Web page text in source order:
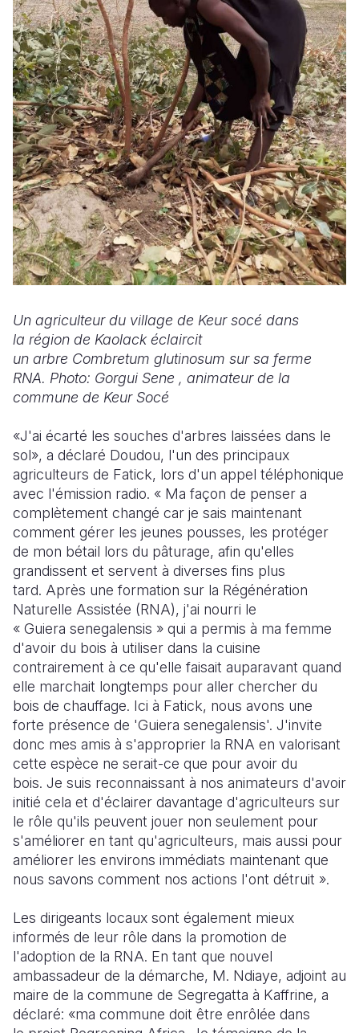
Un agriculteur du village de Keursocé dans
la région de Kaolack éclaircit
un arbre Combretum glutinosum sur sa ferme
RNA. Photo: Gorgui Sene , animateur de la
commune de Keur Socé
«J'ai écarté les souches d'arbres laissées dans le
sol», a déclaré Doudou, l'un des principaux
agriculteurs de Fatick, lors d'un appel téléphonique
avec l'émission radio. « Ma façon de penser a
complètement changé car je sais maintenant
comment gérer les jeunes pousses, les protéger
de mon bétail lors du pâturage, afin qu'elles
grandissent et servent à diverses fins plus
tard. Après une formation sur la Régénération
Naturelle Assistée (RNA), j'ai nourri le
« Guiera senegalensis » qui a permis à ma femme
d'avoir du bois à utiliser dans la cuisine
contrairement à ce qu'elle faisait auparavant quand
elle marchait longtemps pour aller chercher du
bois de chauffage. Ici à Fatick, nous avons une
forte présence de 'Guiera senegalensis'. J'invite
donc mes amis à s'approprier la RNA en valorisant
cette espèce ne serait-ce que pour avoir du
bois. Je suis reconnaissant à nos animateurs d'avoir
initié cela et d'éclairer davantage d'agriculteurs sur
le rôle qu'ils peuvent jouer non seulement pour
s'améliorer en tant qu'agriculteurs, mais aussi pour
améliorer les environs immédiats maintenant que
nous savons comment nos actions l'ont détruit ».
Les dirigeants locaux sont également mieux
informés de leur rôle dans la promotion de
l'adoption de la RNA. En tant que nouvel
ambassadeur de la démarche, M. Ndiaye, adjoint au
maire de la commune de Segregatta à Kaffrine, a
déclaré: «ma commune doit être enrôlée dans